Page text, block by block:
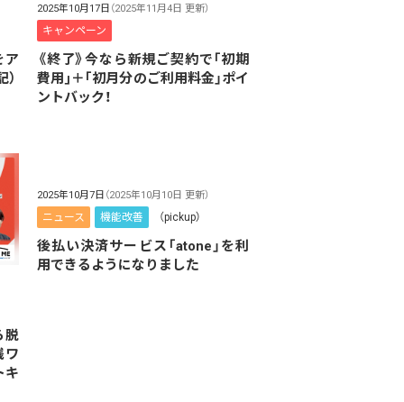
ア
2025年10月17日 （2025年11月4日 更新）
キャンペーン
《終了》今なら新規ご契約で「初期
費用｣＋｢初月分のご利用料金」ポイ
ントバック！
脱
ワ
キ
2025年10月7日 （2025年10月10日 更新）
ニュース 機能改善 （pickup）
後払い決済サービス「atone」を利
用できるようになりました